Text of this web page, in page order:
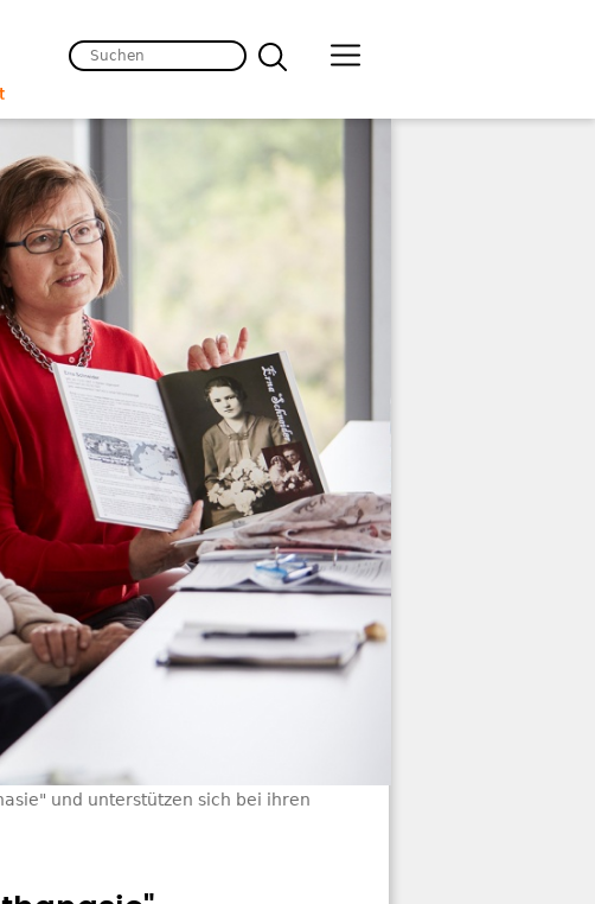
und unterstützen sich bei ihren